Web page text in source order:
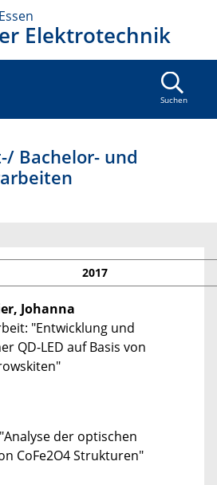
Elektrotechnik
Suchen
Bachelor- und
2017
Johanna
"Entwicklung und
QD-LED auf Basis von
der optischen
CoFe2O4 Strukturen"